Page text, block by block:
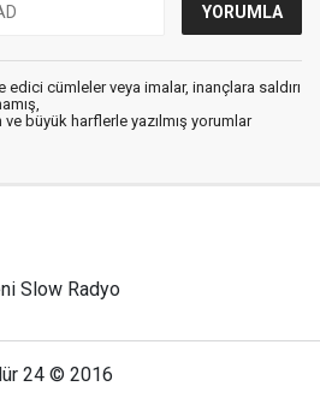
edici cümleler veya imalar, inançlara saldırı
büyük harflerle yazılmış yorumlar
Slow Radyo
24 © 2016